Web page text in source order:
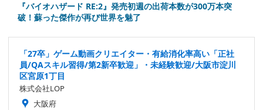
『バイオハザード RE:2』発売初週の出荷本数が300万本突
破！蘇った傑作が再び世界を魅了
「27卒」ゲーム動画クリエイター・有給消化率高い「正社
員/QAスキル習得/第2新卒歓迎」・未経験歓迎/大阪市淀川
区宮原1丁目
株式会社LOP
大阪府